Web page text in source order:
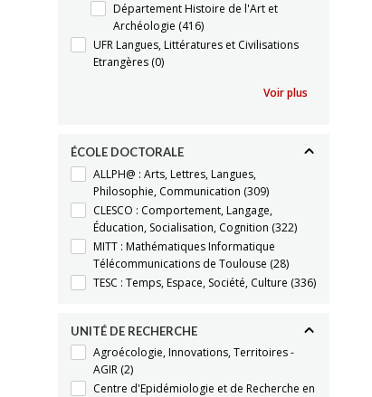
Département Histoire de l'Art et
Archéologie (416)
UFR Langues, Littératures et Civilisations
Etrangères (0)
Voir plus
ÉCOLE DOCTORALE
ALLPH@ : Arts, Lettres, Langues,
Philosophie, Communication (309)
CLESCO : Comportement, Langage,
Éducation, Socialisation, Cognition (322)
MITT : Mathématiques Informatique
Télécommunications de Toulouse (28)
TESC : Temps, Espace, Société, Culture (336)
UNITÉ DE RECHERCHE
Agroécologie, Innovations, Territoires -
AGIR (2)
Centre d'Epidémiologie et de Recherche en